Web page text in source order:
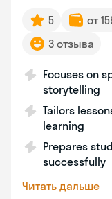
5 от
3 отзыва
Focuses on
storytelling
Tailors
learning
Prepares
successfully
Читать дальше